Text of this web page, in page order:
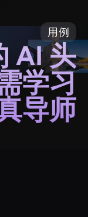
用例
AI 头
学习
导师